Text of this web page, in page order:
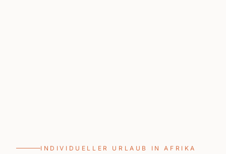
INDIVIDUELLER URLAUB IN AFRIKA